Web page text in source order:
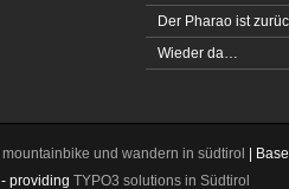
Der Pharao ist
Wieder da…
mountainbike und wandern in südtirol |
- providing TYPO3 solutions in Südtirol